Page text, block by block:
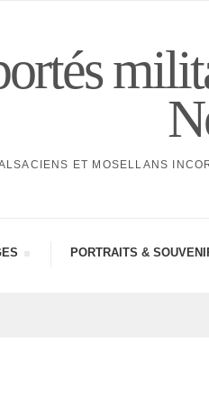
ET MOSELLANS
PORTRAITS &